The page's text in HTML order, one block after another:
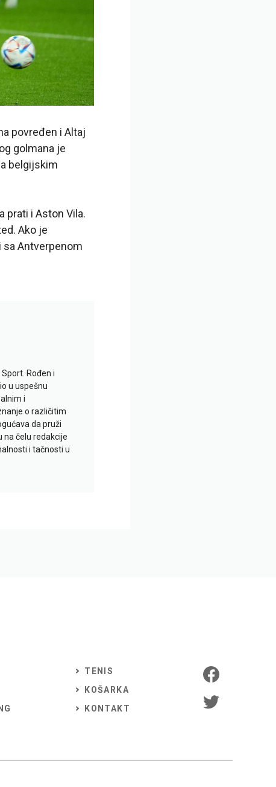
povređen i Altaj
golmana je
belgijskim
prati i Aston Vila.
Ako je
sa Antverpenom
Rođen i
u uspešnu
i
o različitim
da pruži
na čelu redakcije
i tačnosti u
TENIS
KOŠARKA
KONTAKT